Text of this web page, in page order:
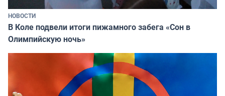
НОВОСТИ
В Коле подвели итоги пижамного забега «Сон в
Олимпийскую ночь»